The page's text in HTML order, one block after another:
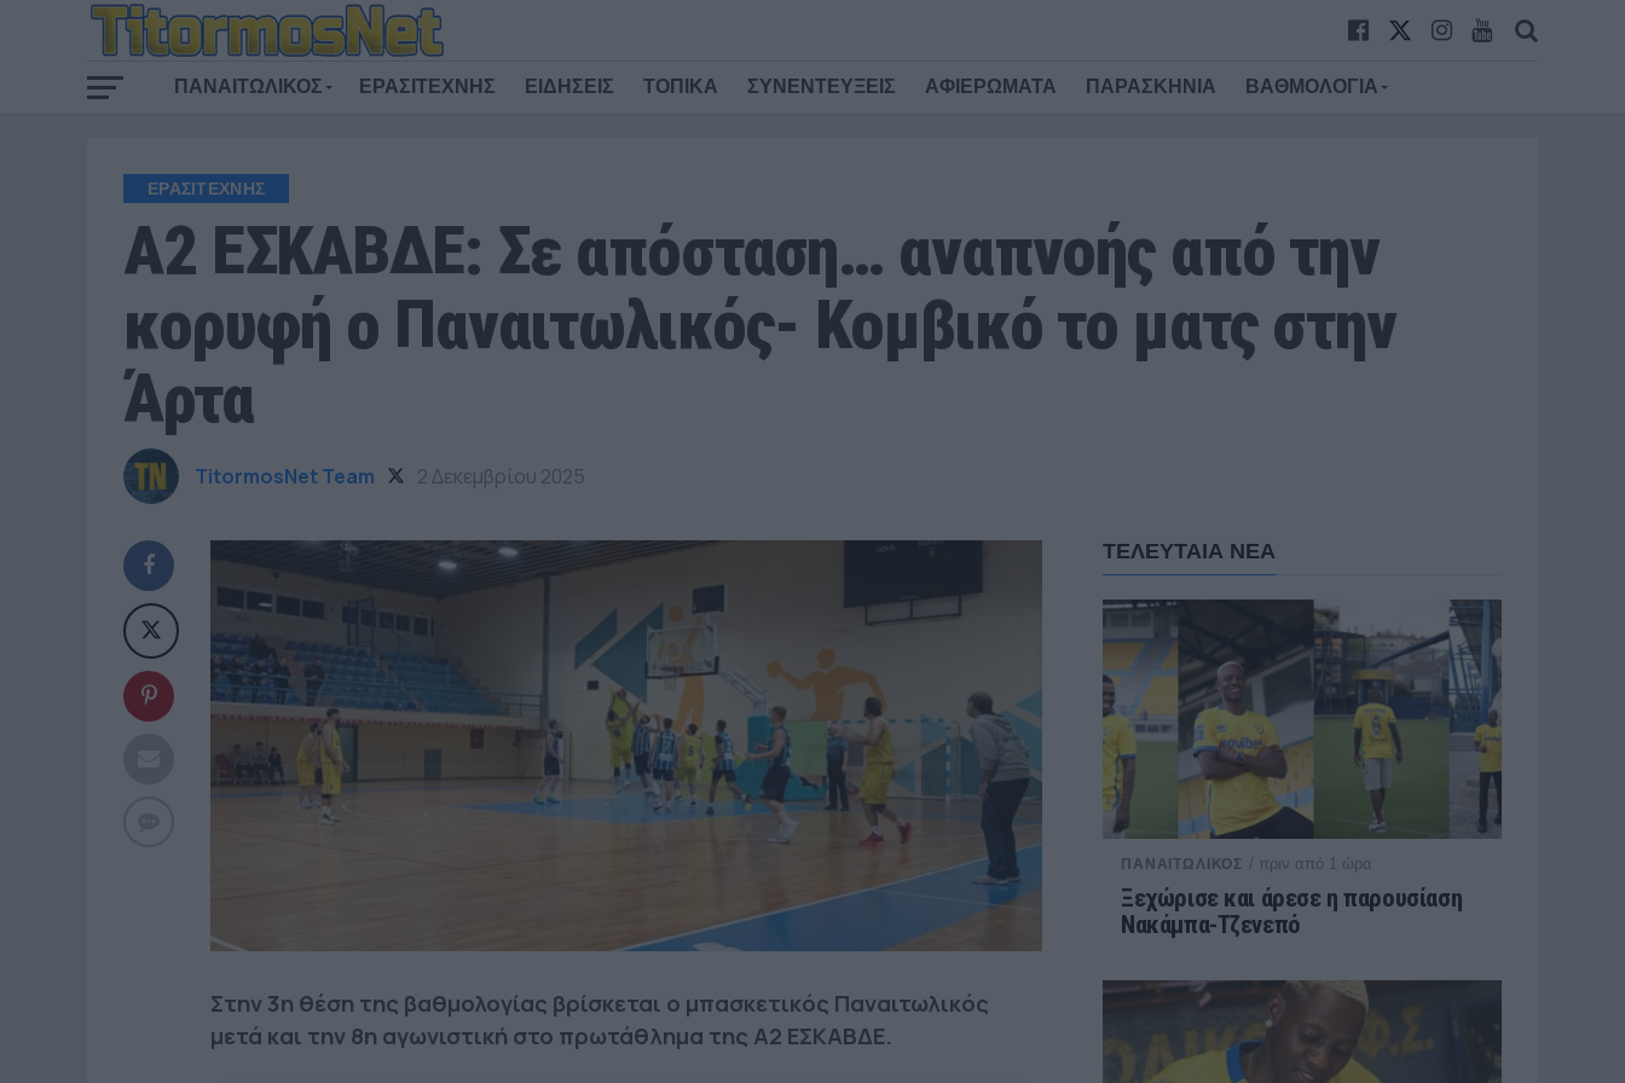
ΠΑΝΑΙΤΩΛΙΚΟΣ ΕΡΑΣΙΤΕΧΝΗΣ ΕΙΔΗΣΕΙΣ ΤΟΠΙΚΑ ΣΥΝΕΝΤΕΥΞΕΙΣ ΑΦΙΕΡΩΜΑΤΑ ΠΑΡΑΣΚΗΝΙΑ ΒΑΘΜΟΛΟΓΙΑ
ΕΡΑΣΙΤΕΧΝΗΣ
Α2 ΕΣΚΑΒΔΕ: Σε απόσταση… αναπνοής από την
κορυφή ο Παναιτωλικός- Κομβικό το ματς στην
Άρτα
TitormosNet Team 2 Δεκεμβρίου 2025
Στην 3η θέση της βαθμολογίας βρίσκεται ο μπασκετικός Παναιτωλικός
μετά και την 8η αγωνιστική στο πρωτάθλημα της Α2 ΕΣΚΑΒΔΕ.
ΤΕΛΕΥΤΑΙΑ ΝΕΑ
ΠΑΝΑΙΤΩΛΙΚΟΣ / πριν από 1 ώρα
Ξεχώρισε και άρεσε η παρουσίαση
Νακάμπα-Τζενεπό